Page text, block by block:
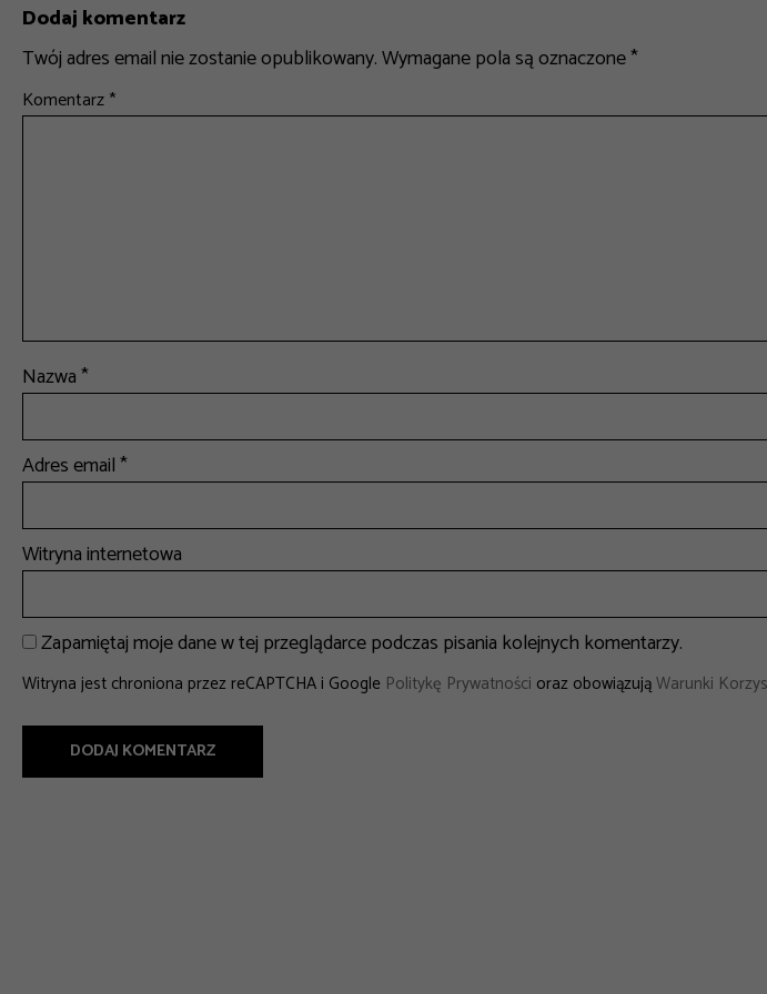
Dodaj komentarz
Twój adres email nie zostanie opublikowany.Wymagane pola są oznaczone*
Komentarz*
Nazwa*
Adres email*
Witryna internetowa
Zapamiętaj moje dane w tej przeglądarce podczas pisania kolejnych komentarzy.
Witryna jest chroniona przez reCAPTCHA i Google Politykę Prywatności oraz obowiązująWarunki